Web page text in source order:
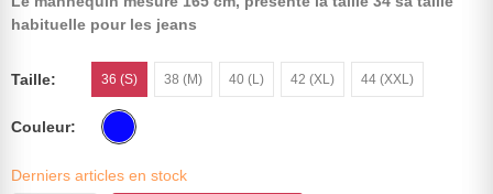
habituelle pour les jeans
Taille 36 (S) 38 (M) 40 (L) 42 (XL) 44 (XXL)
Couleur
Derniers articles en stock